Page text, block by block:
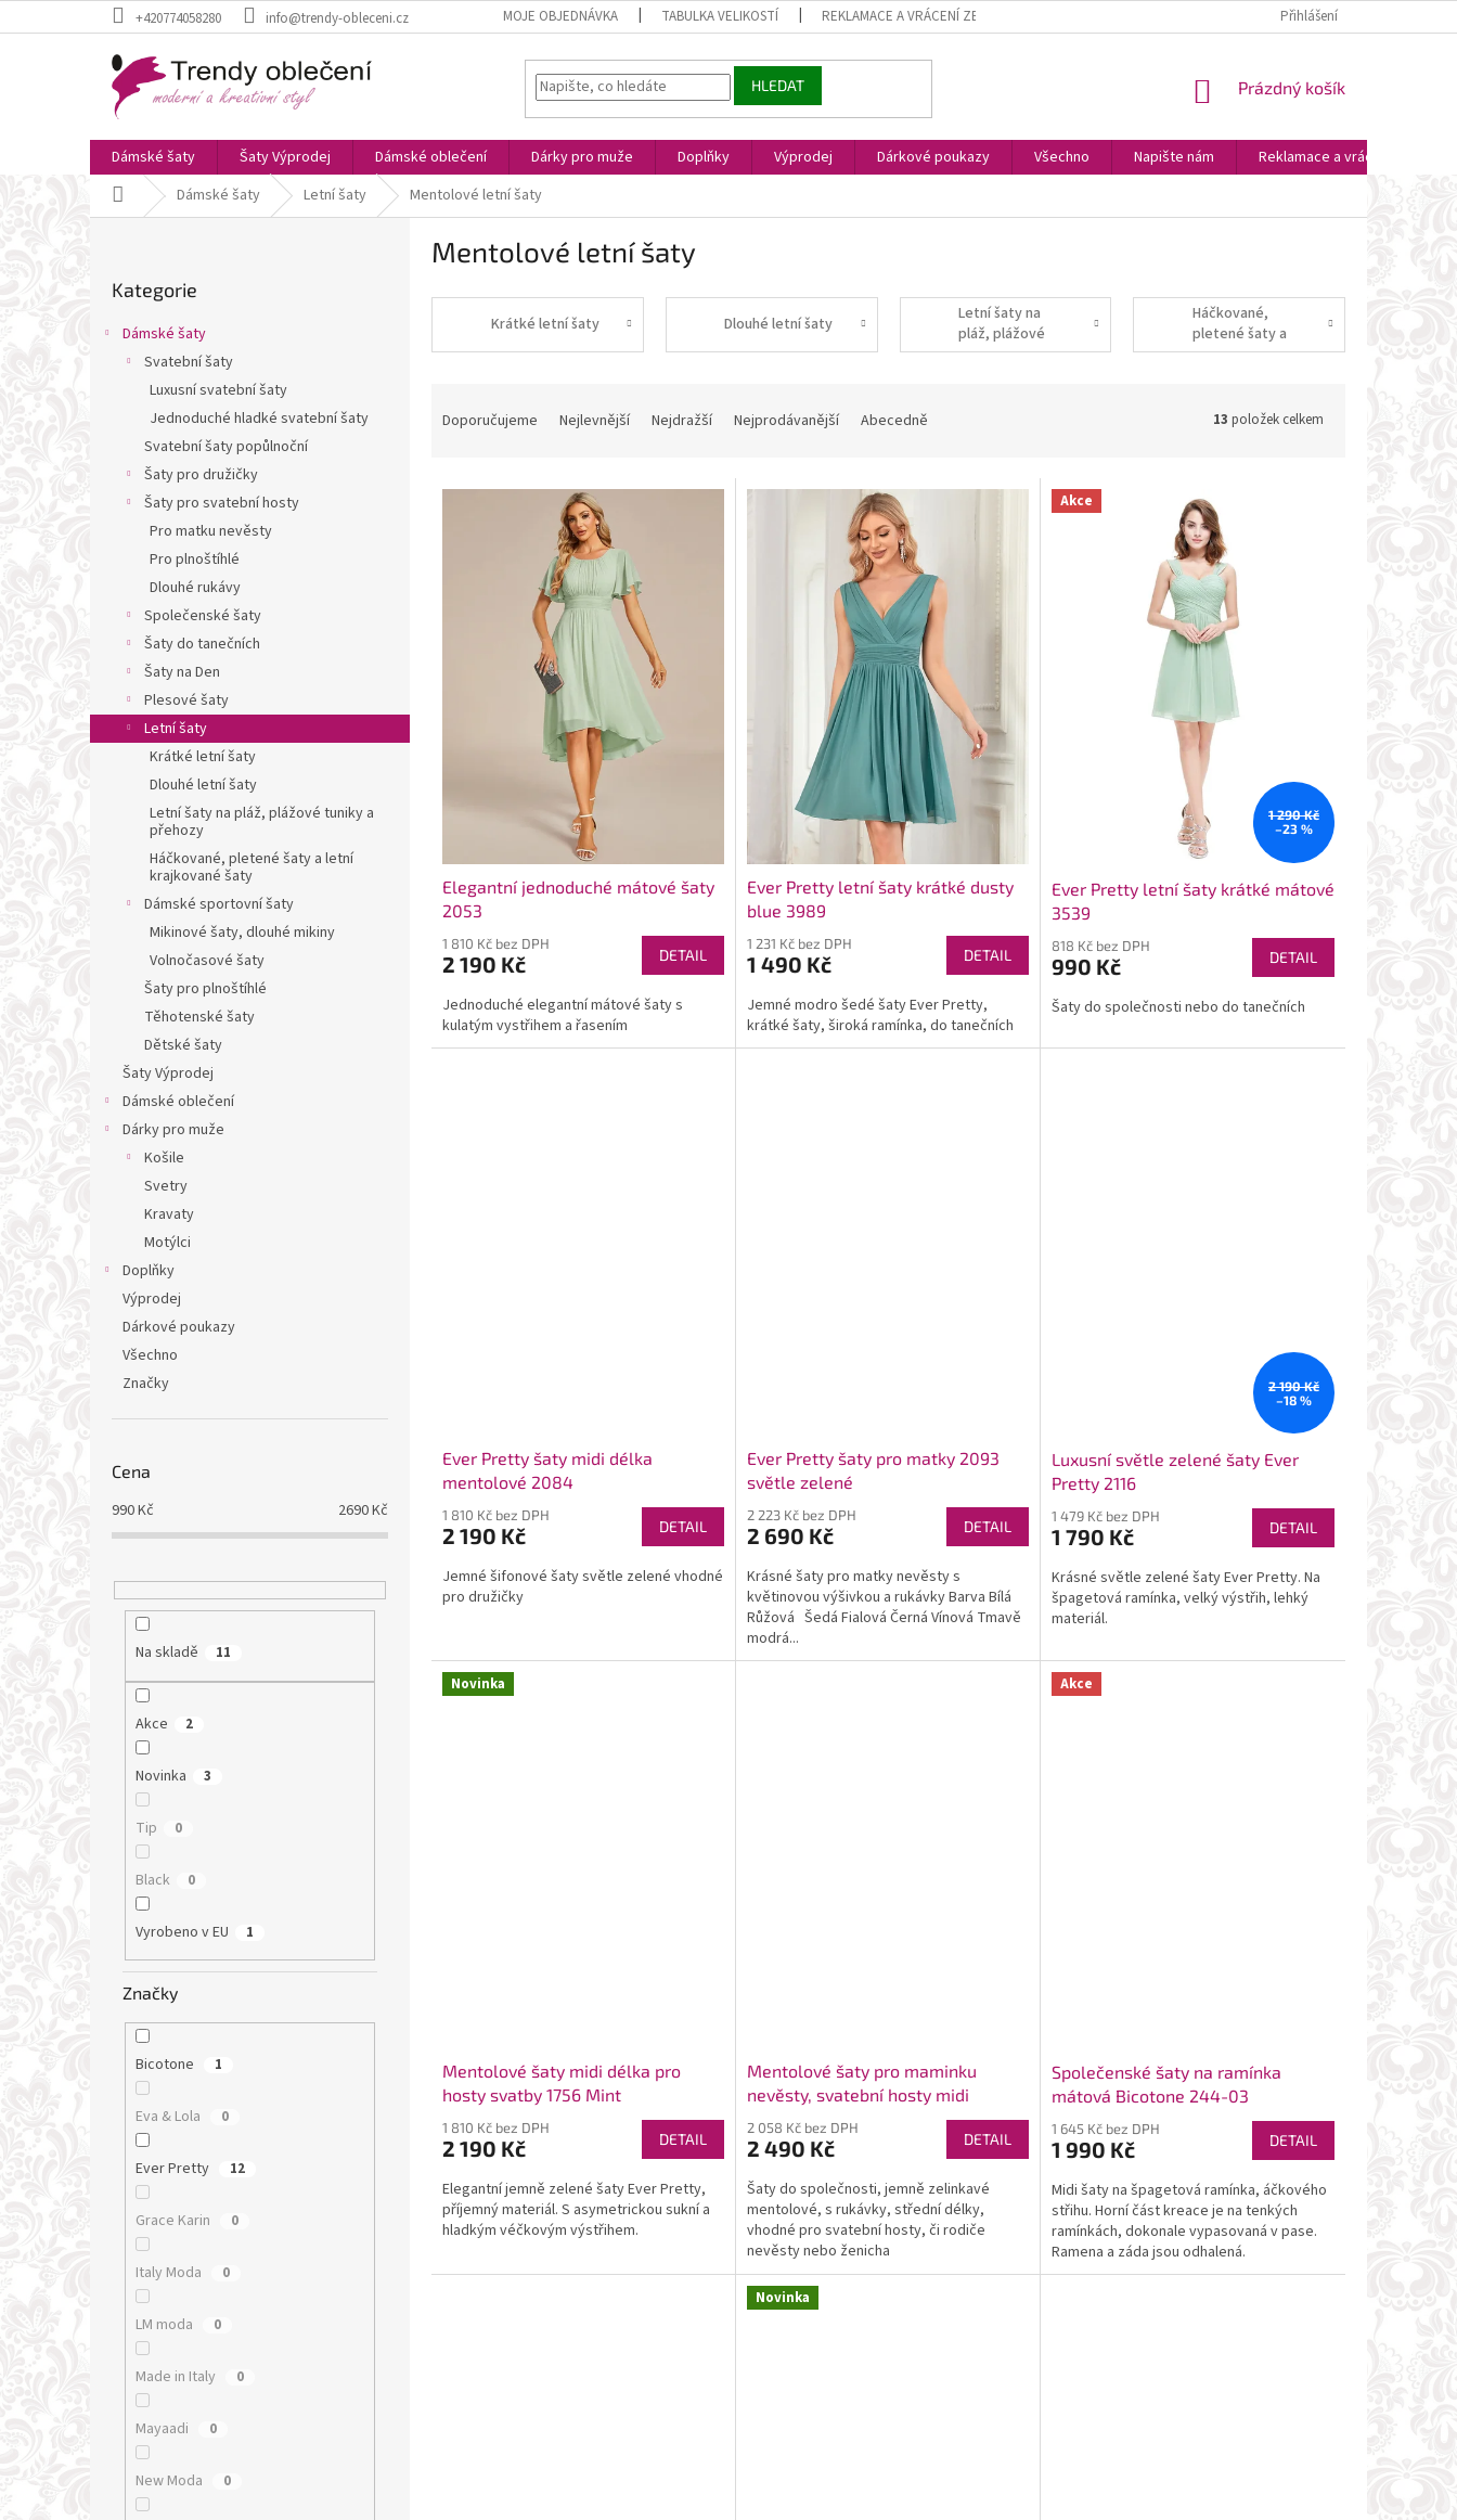
na
+420774058280 info@trendy-obleceni.cz MOJE OBJEDNÁVKA TABULKA VELIKOSTÍ REKLAMACE A VRÁCENÍ ZBOŽÍ OSOBNÍ VYZVEDNUTÍ
Přihlášení
HLEDAT
NÁKUPNÍ
Prázdný košík
Dámské šaty Šaty Výprodej Dámské oblečení Dárky pro muže Doplňky Výprodej Dárkové poukazy Všechno Napište nám
Reklamace a vrácení zboží
Domů Dámské šaty Letní šaty Mentolové letní šaty
kategorie
Kategorie
Dámské šaty
Svatební šaty
Luxusní svatební šaty
Jednoduché hladké svatební šaty
Svatební šaty popůlnoční
Šaty pro družičky
Šaty pro svatební hosty
Pro matku nevěsty
Pro plnoštíhlé
Dlouhé rukávy
Společenské šaty
Šaty do tanečních
Šaty na Den
Plesové šaty
Letní šaty
Krátké letní šaty
Dlouhé letní šaty
Letní šaty na pláž, plážové tuniky a
přehozy
Háčkované, pletené šaty a letní
krajkované šaty
Dámské sportovní šaty
Mikinové šaty, dlouhé mikiny
Volnočasové šaty
Šaty pro plnoštíhlé
Těhotenské šaty
Dětské šaty
Šaty Výprodej
Dámské oblečení
Dárky pro muže
Košile
Svetry
Kravaty
Motýlci
Doplňky
Výprodej
Dárkové poukazy
Všechno
Značky
Cena
990Kč 2690Kč
Na skladě 11
Akce 2
Novinka 3
Tip 0
Black 0
Vyrobeno v EU 1
Značky
Bicotone 1
Eva & Lola 0
Ever Pretty 12
Grace Karin 0
Italy Moda 0
LM moda 0
Made in Italy 0
Mayaadi 0
New Moda 0
Mentolové letní šaty
Krátké letní šaty Dlouhé letní šaty
Letní šaty na
pláž, plážové
tuniky a přehozy
Háčkované,
pletené šaty a
letní krajkované
n
Doporučujeme Nejlevnější Nejdražší Nejprodávanější Abecedně 13 položek celkem
V
Elegantní jednoduché mátové šaty
2053
1 810 Kč bez DPH
2 190 Kč DETAIL
Jednoduché elegantní mátové šaty s
kulatým vystřihem a řasením
Ever Pretty letní šaty krátké dusty
blue 3989
1 231 Kč bez DPH
1 490 Kč DETAIL
Jemné modro šedé šaty Ever Pretty,
krátké šaty, široká ramínka, do tanečních
Akce
1 290 Kč
–23 %
Ever Pretty letní šaty krátké mátové
3539
818 Kč bez DPH
990 Kč DETAIL
Šaty do společnosti nebo do tanečních
Ever Pretty šaty midi délka
mentolové 2084
1 810 Kč bez DPH
2 190 Kč DETAIL
Jemné šifonové šaty světle zelené vhodné
pro družičky
Ever Pretty šaty pro matky 2093
světle zelené
2 223 Kč bez DPH
2 690 Kč DETAIL
Krásné šaty pro matky nevěsty s
květinovou výšivkou a rukávky Barva Bílá
Růžová Šedá Fialová Černá Vínová Tmavě
modrá...
2 190 Kč
–18 %
Luxusní světle zelené šaty Ever
Pretty 2116
1 479 Kč bez DPH
1 790 Kč DETAIL
Krásné světle zelené šaty Ever Pretty. Na
špagetová ramínka, velký výstřih, lehký
materiál.
Novinka
Mentolové šaty midi délka pro
hosty svatby 1756 Mint
1 810 Kč bez DPH
2 190 Kč DETAIL
Elegantní jemně zelené šaty Ever Pretty,
příjemný materiál. S asymetrickou sukní a
hladkým véčkovým výstřihem.
Mentolové šaty pro maminku
nevěsty, svatební hosty midi
2 058 Kč bez DPH
2 490 Kč DETAIL
Šaty do společnosti, jemně zelinkavé
mentolové, s rukávky, střední délky,
vhodné pro svatební hosty, či rodiče
nevěsty nebo ženicha
Akce
Společenské šaty na ramínka
mátová Bicotone 244-03
1 645 Kč bez DPH
1 990 Kč DETAIL
Midi šaty na špagetová ramínka, áčkového
střihu. Horní část kreace je na tenkých
ramínkách, dokonale vypasovaná v pase.
Ramena a záda jsou odhalená.
Novinka